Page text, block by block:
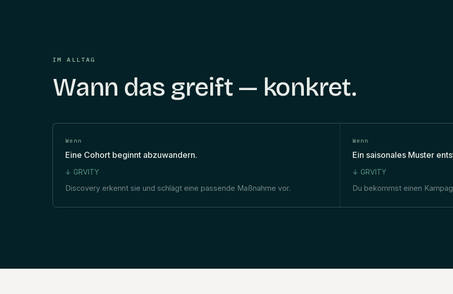
IM ALLTAG
Wann das greift — konkret.
Wenn
Eine Cohort beginnt abzuwandern.
↓ GRVITY
Discovery erkennt sie und schlägt eine passende Maßnahme vor.
Wenn
Ein saisonales Muster
↓ GRVITY
Du bekommst einen